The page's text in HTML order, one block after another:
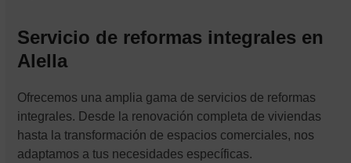
Servicio de reformas integrales en
Alella
Ofrecemos una amplia gama de servicios de reformas
integrales. Desde la renovación completa de viviendas
hasta la transformación de espacios comerciales, nos
adaptamos a tus necesidades específicas.